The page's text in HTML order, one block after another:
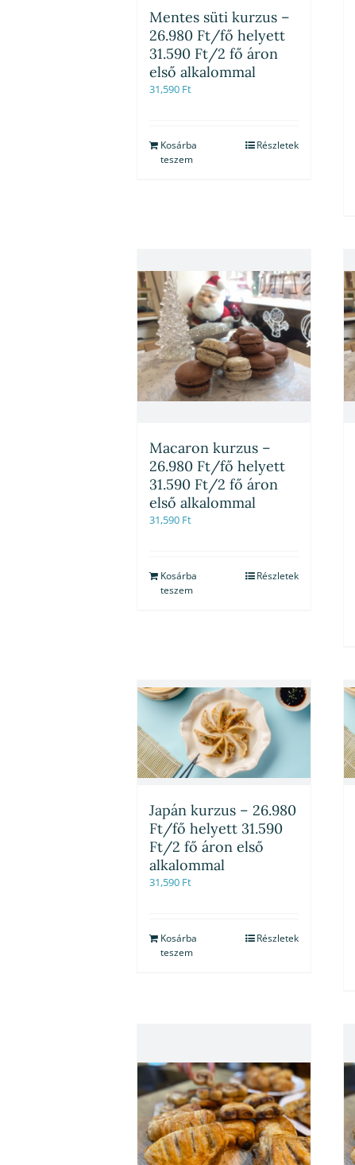
Mentes süti kurzus –
26.980 Ft/fő helyett
31.590 Ft/2 fő áron
első alkalommal
31,590 Ft
Kosárba
teszem
Részletek
Macaron kurzus –
26.980 Ft/fő helyett
31.590 Ft/2 fő áron
első alkalommal
31,590 Ft
Kosárba
teszem
Részletek
Japán kurzus – 26.980
Ft/fő helyett 31.590
Ft/2 fő áron első
alkalommal
31,590 Ft
Kosárba
teszem
Részletek